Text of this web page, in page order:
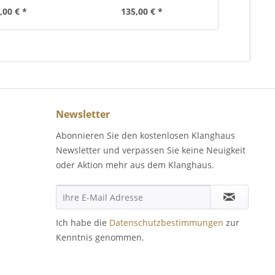
€ * 135,00 € *
Newsletter
Abonnieren Sie den kostenlosen Klanghaus
Newsletter und verpassen Sie keine Neuigkeit
oder Aktion mehr aus dem Klanghaus.
Ich habe die Datenschutzbestimmungen zur
Kenntnis genommen.